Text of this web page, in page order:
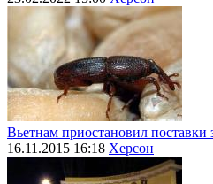
Вьетнам приостановил поставки
16.11.2015 16:18 Херсон